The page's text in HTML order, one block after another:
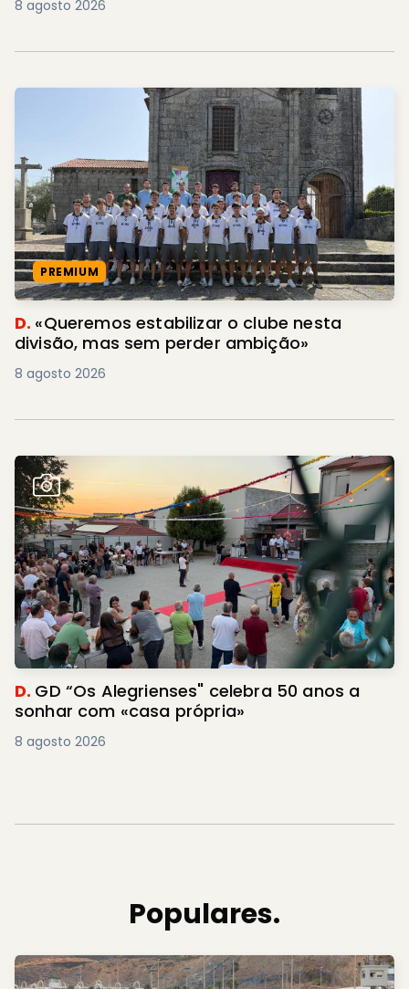
8 agosto 2026
PREMIUM
D. «Queremos estabilizar o clube nesta
divisão, mas sem perder ambição»
8 agosto 2026
D. GD “Os Alegrienses" celebra 50 anos a
sonhar com «casa própria»
8 agosto 2026
Populares.